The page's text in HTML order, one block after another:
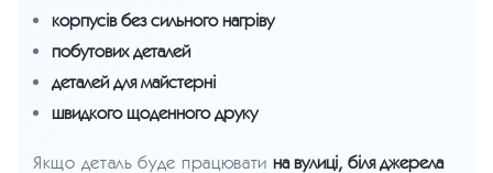
корпусів без сильного нагріву
побутових деталей
деталей для майстерні
швидкого щоденного друку
Якщо деталь буде працювати на вулиці, біля джерела